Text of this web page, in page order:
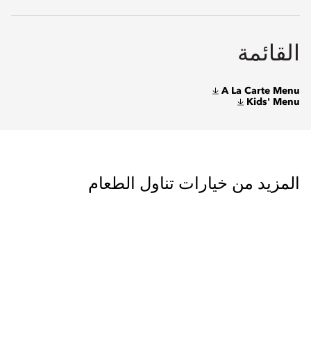
القائمة
A La Carte Menu
Kids' Menu
المزيد من خيارات تناول الطعام